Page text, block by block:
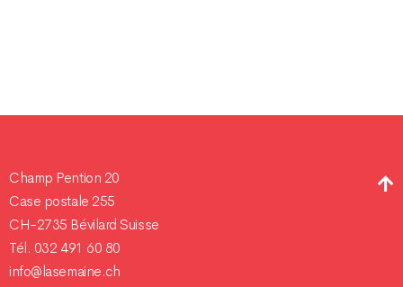
Champ Pention 20
Case postale 255
CH-2735 Bévilard Suisse
Tél. 032 491 60 80
info@lasemaine.ch